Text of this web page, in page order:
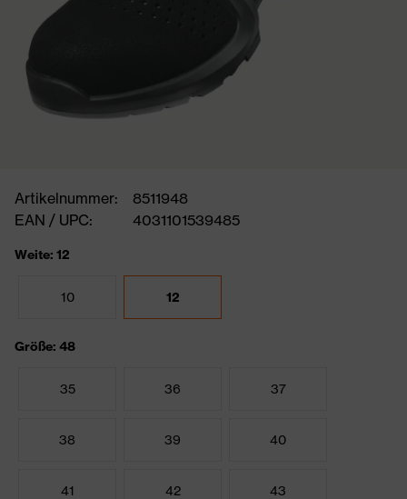
Artikelnummer:
8511948
EAN / UPC:
4031101539485
Weite: 12
10 12
Größe: 48
35 36 37
38 39 40
41 42 43